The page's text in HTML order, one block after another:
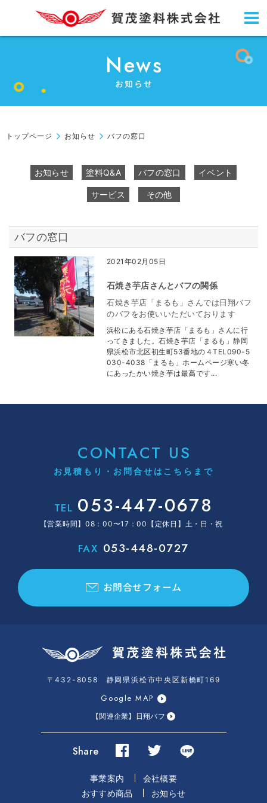
News
お知らせ
トップページ お知らせ バフの窓口
お知らせ 塗料Q&A バフの窓口 イベント
サービス その他
バフの窓口
2021年02月05日
石焼き芋店さんとバフの関係
石焼き芋店「まるも」さんでは日翔バフ
のバフをお使いいただいております
浜松にある石焼き芋店「まるも」さんに行
ってきました。石焼き芋店「まるも」静岡
県浜松市北区初生町53番地の４TEL090-5
030-4038「まるも」ホームページ寒い冬
にあったかい焼き芋は最高です...
CONTACT US
お見積もり・お問合せはこちらまで
TEL 053-447-0678
【営業時間】08：00〜17：00【定休日】土・日・祝
FAX 053-448-0727
お問合せフォーム
〒432-8058 静岡県浜松市中央区新橋町169
Google MAP
【関連企業】日翔バフ
Share
事業案内
会社概要
おすすめ商品
お知らせ